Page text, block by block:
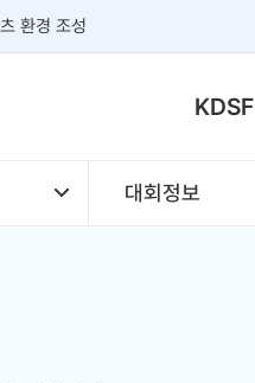
환경 조성
KDSF
대회정보